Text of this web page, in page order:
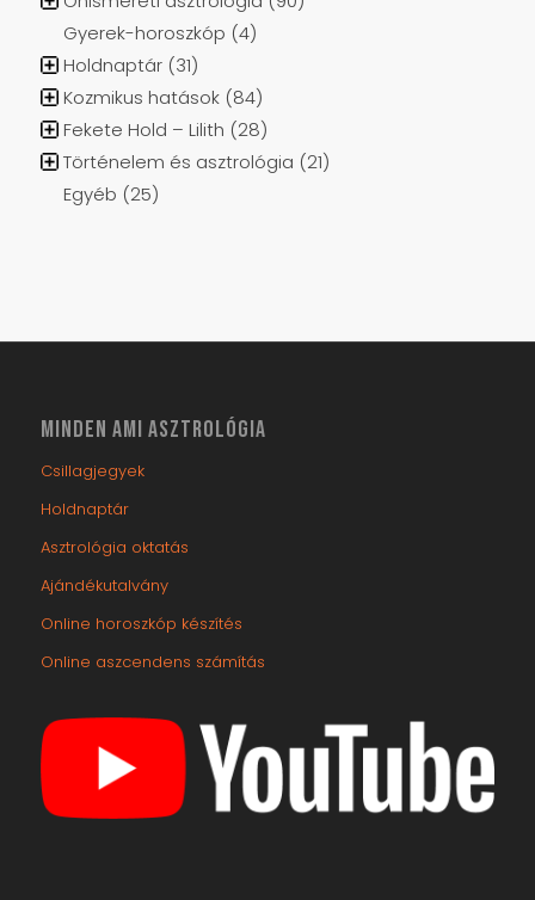
Gyerek-horoszkóp (4)
Holdnaptár(31)
Kozmikus hatások(84)
Fekete Hold – Lilith (28)
Történelem és asztrológia (21)
Egyéb (25)
MINDEN AMI ASZTROLÓGIA
Csillagjegyek
Holdnaptár
Asztrológia oktatás
Ajándékutalvány
Online horoszkóp készítés
Online aszcendens számítás